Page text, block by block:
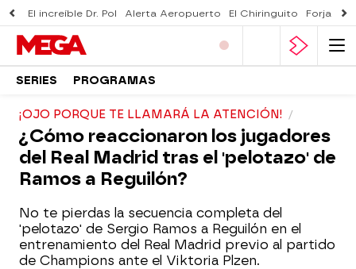
El increíble Dr. Pol Alerta Aeropuerto El Chiringuito Forjado
SERIES PROGRAMAS
¡OJO PORQUE TE LLAMARÁ LA ATENCIÓN!
¿Cómo reaccionaron los jugadores
del Real Madrid tras el 'pelotazo' de
Ramos a Reguilón?
No te pierdas la secuencia completa del
'pelotazo' de Sergio Ramos a Reguilón en el
entrenamiento del Real Madrid previo al partido
de Champions ante el Viktoria Plzen.